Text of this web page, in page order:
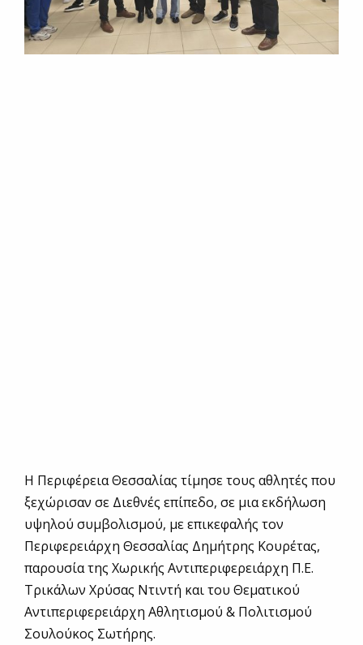
Η Περιφέρεια Θεσσαλίας τίμησε τους αθλητές που
ξεχώρισαν σε Διεθνές επίπεδο, σε μια εκδήλωση
υψηλού συμβολισμού, με επικεφαλής τον
Περιφερειάρχη Θεσσαλίας Δημήτρης Κουρέτας,
παρουσία της Χωρικής Αντιπεριφερειάρχη Π.Ε.
Τρικάλων Χρύσας Ντιντή και του Θεματικού
Αντιπεριφερειάρχη Αθλητισμού & Πολιτισμού
Σουλούκος Σωτήρης.